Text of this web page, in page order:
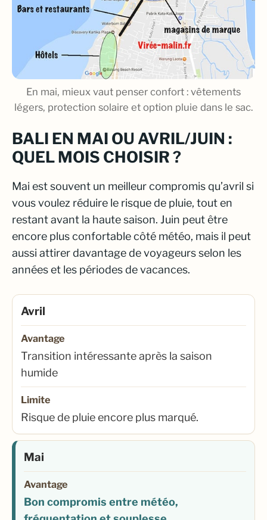
En mai, mieux vaut penser confort : vêtements
légers, protection solaire et option pluie dans le sac.
BALI EN MAI OU AVRIL/JUIN :
QUEL MOIS CHOISIR ?
Mai est souvent un meilleur compromis qu’avril si
vous voulez réduire le risque de pluie, tout en
restant avant la haute saison. Juin peut être
encore plus confortable côté météo, mais il peut
aussi attirer davantage de voyageurs selon les
années et les périodes de vacances.
Avril
Avantage
Transition intéressante après la saison
humide
Limite
Risque de pluie encore plus marqué.
Mai
Avantage
Bon compromis entre météo,